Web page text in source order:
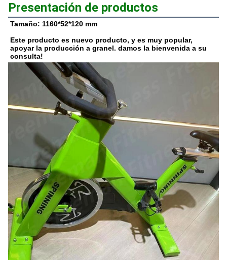
Presentación de productos
Tamaño: 1160*52*120 mm
Este producto es nuevo producto, y es muy popular,
apoyar la producción a granel. damos la bienvenida a su
consulta!